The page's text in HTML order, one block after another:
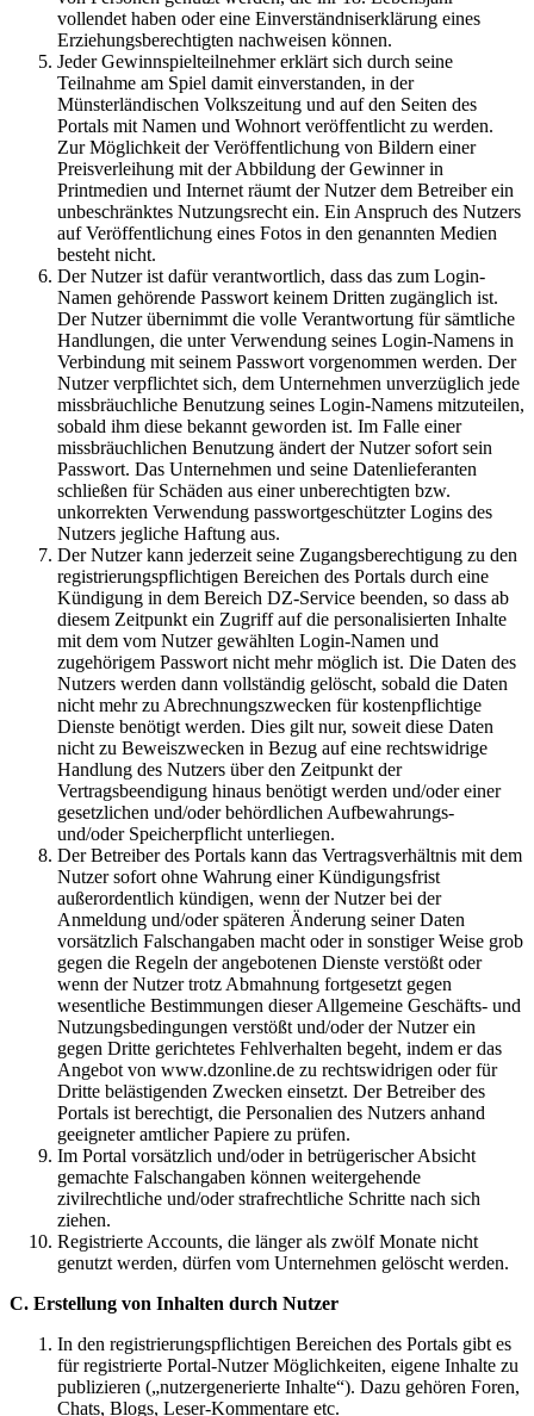
vollendet haben oder eine Einverständniserklärung eines
Erziehungsberechtigten nachweisen können.
Jeder Gewinnspielteilnehmer erklärt sich durch seine
Teilnahme am Spiel damit einverstanden, in der
Münsterländischen Volkszeitung und auf den Seiten des
Portals mit Namen und Wohnort veröffentlicht zu werden.
Zur Möglichkeit der Veröffentlichung von Bildern einer
Preisverleihung mit der Abbildung der Gewinner in
Printmedien und Internet räumt der Nutzer dem Betreiber ein
unbeschränktes Nutzungsrecht ein. Ein Anspruch des Nutzers
auf Veröffentlichung eines Fotos in den genannten Medien
besteht nicht.
Der Nutzer ist dafür verantwortlich, dass das zum Login-
Namen gehörende Passwort keinem Dritten zugänglich ist.
Der Nutzer übernimmt die volle Verantwortung für sämtliche
Handlungen, die unter Verwendung seines Login-Namens in
Verbindung mit seinem Passwort vorgenommen werden. Der
Nutzer verpflichtet sich, dem Unternehmen unverzüglich jede
missbräuchliche Benutzung seines Login-Namens mitzuteilen,
sobald ihm diese bekannt geworden ist. Im Falle einer
missbräuchlichen Benutzung ändert der Nutzer sofort sein
Passwort. Das Unternehmen und seine Datenlieferanten
schließen für Schäden aus einer unberechtigten bzw.
unkorrekten Verwendung passwortgeschützter Logins des
Nutzers jegliche Haftung aus.
Der Nutzer kann jederzeit seine Zugangsberechtigung zu den
registrierungspflichtigen Bereichen des Portals durch eine
Kündigung in dem Bereich DZ-Service beenden, so dass ab
diesem Zeitpunkt ein Zugriff auf die personalisierten Inhalte
mit dem vom Nutzer gewählten Login-Namen und
zugehörigem Passwort nicht mehr möglich ist. Die Daten des
Nutzers werden dann vollständig gelöscht, sobald die Daten
nicht mehr zu Abrechnungszwecken für kostenpflichtige
Dienste benötigt werden. Dies gilt nur, soweit diese Daten
nicht zu Beweiszwecken in Bezug auf eine rechtswidrige
Handlung des Nutzers über den Zeitpunkt der
Vertragsbeendigung hinaus benötigt werden und/oder einer
gesetzlichen und/oder behördlichen Aufbewahrungs-
und/oder Speicherpflicht unterliegen.
Der Betreiber des Portals kann das Vertragsverhältnis mit dem
Nutzer sofort ohne Wahrung einer Kündigungsfrist
außerordentlich kündigen, wenn der Nutzer bei der
Anmeldung und/oder späteren Änderung seiner Daten
vorsätzlich Falschangaben macht oder in sonstiger Weise grob
gegen die Regeln der angebotenen Dienste verstößt oder
wenn der Nutzer trotz Abmahnung fortgesetzt gegen
wesentliche Bestimmungen dieser Allgemeine Geschäfts- und
Nutzungsbedingungen verstößt und/oder der Nutzer ein
gegen Dritte gerichtetes Fehlverhalten begeht, indem er das
Angebot von www.dzonline.de zu rechtswidrigen oder für
Dritte belästigenden Zwecken einsetzt. Der Betreiber des
Portals ist berechtigt, die Personalien des Nutzers anhand
geeigneter amtlicher Papiere zu prüfen.
Im Portal vorsätzlich und/oder in betrügerischer Absicht
gemachte Falschangaben können weitergehende
zivilrechtliche und/oder strafrechtliche Schritte nach sich
ziehen.
Registrierte Accounts, die länger als zwölf Monate nicht
genutzt werden, dürfen vom Unternehmen gelöscht werden.
C. Erstellung von Inhalten durch Nutzer
In den registrierungspflichtigen Bereichen des Portals gibt es
für registrierte Portal-Nutzer Möglichkeiten, eigene Inhalte zu
publizieren („nutzergenerierte Inhalte“). Dazu gehören Foren,
Chats, Blogs, Leser-Kommentare etc.